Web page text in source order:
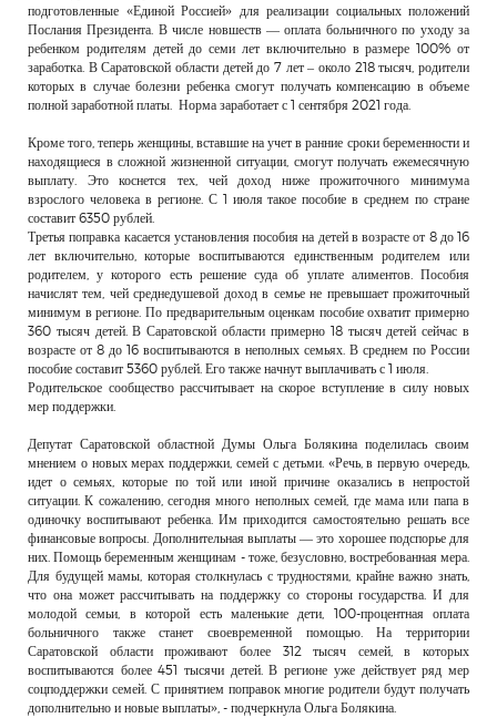
подготовленные «Единой Россией» для реализации социальных положений
Послания Президента. В числе новшеств — оплата больничного по уходу за
ребенком родителям детей до семи лет включительно в размере 100% от
заработка. В Саратовской области детей до 7 лет – около 218 тысяч, родители
которых в случае болезни ребенка смогут получать компенсацию в объеме
полной заработной платы. Норма заработает с 1 сентября 2021 года.
Кроме того, теперь женщины, вставшие на учет в ранние сроки беременности и
находящиеся в сложной жизненной ситуации, смогут получать ежемесячную
выплату. Это коснется тех, чей доход ниже прожиточного минимума
взрослого человека в регионе. С 1 июля такое пособие в среднем по стране
составит 6350 рублей.
Третья поправка касается установления пособия на детей в возрасте от 8 до 16
лет включительно, которые воспитываются единственным родителем или
родителем, у которого есть решение суда об уплате алиментов. Пособия
начислят тем, чей среднедушевой доход в семье не превышает прожиточный
минимум в регионе. По предварительным оценкам пособие охватит примерно
360 тысяч детей. В Саратовской области примерно 18 тысяч детей сейчас в
возрасте от 8 до 16 воспитываются в неполных семьях. В среднем по России
пособие составит 5360 рублей. Его также начнут выплачивать с 1 июля.
Родительское сообщество рассчитывает на скорое вступление в силу новых
мер поддержки.
Депутат Саратовской областной Думы Ольга Болякина поделилась своим
мнением о новых мерах поддержки, семей с детьми. «Речь, в первую очередь,
идет о семьях, которые по той или иной причине оказались в непростой
ситуации. К сожалению, сегодня много неполных семей, где мама или папа в
одиночку воспитывают ребенка. Им приходится самостоятельно решать все
финансовые вопросы. Дополнительная выплаты — это хорошее подспорье для
них. Помощь беременным женщинам - тоже, безусловно, востребованная мера.
Для будущей мамы, которая столкнулась с трудностями, крайне важно знать,
что она может рассчитывать на поддержку со стороны государства. И для
молодой семьи, в которой есть маленькие дети, 100-процентная оплата
больничного также станет своевременной помощью. На территории
Саратовской области проживают более 312 тысяч семей, в которых
воспитываются более 451 тысячи детей. В регионе уже действует ряд мер
соцподдержки семей. С принятием поправок многие родители будут получать
дополнительно и новые выплаты», - подчеркнула Ольга Болякина.